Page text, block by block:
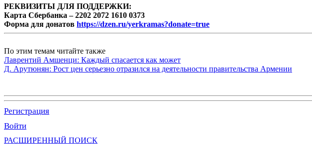
РЕКВИЗИТЫ ДЛЯ ПОДДЕРЖКИ:
Карта Сбербанка – 2202 2072 1610 0373
Форма для донатов https://dzen.ru/yerkramas?donate=true
По этим темам читайте также
Лаврентий Амшенци: Каждый спасается как может
Д. Арутюнян: Рост цен серьезно отразился на деятельности правительства Армении
Регистрация
Войти
РАСШИРЕННЫЙ ПОИСК